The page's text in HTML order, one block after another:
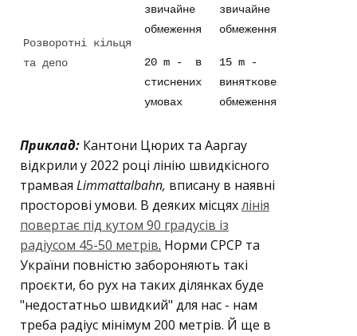
Розворотні кільця
та депо
звичайне
обмеження
20 m - в
стиснених
умовах
звичайне
обмеження
15 m -
виняткове
обмеження
Приклад: Кантони Цюрих та Ааргау
відкрили у 2022 році лінію швидкісного
трамвая Limmattalbahn, вписану в наявні
просторові умови. В деяких місцяхлінія
повертає під кутом 90 градусів із
радіусом 45-50 метрів. Норми СРСР та
України повністю забороняють такі
проєкти, бо рух на таких ділянках буде
"недостатньо швидкий" для нас - нам
треба радіус мінімум 200 метрів. Й ще в